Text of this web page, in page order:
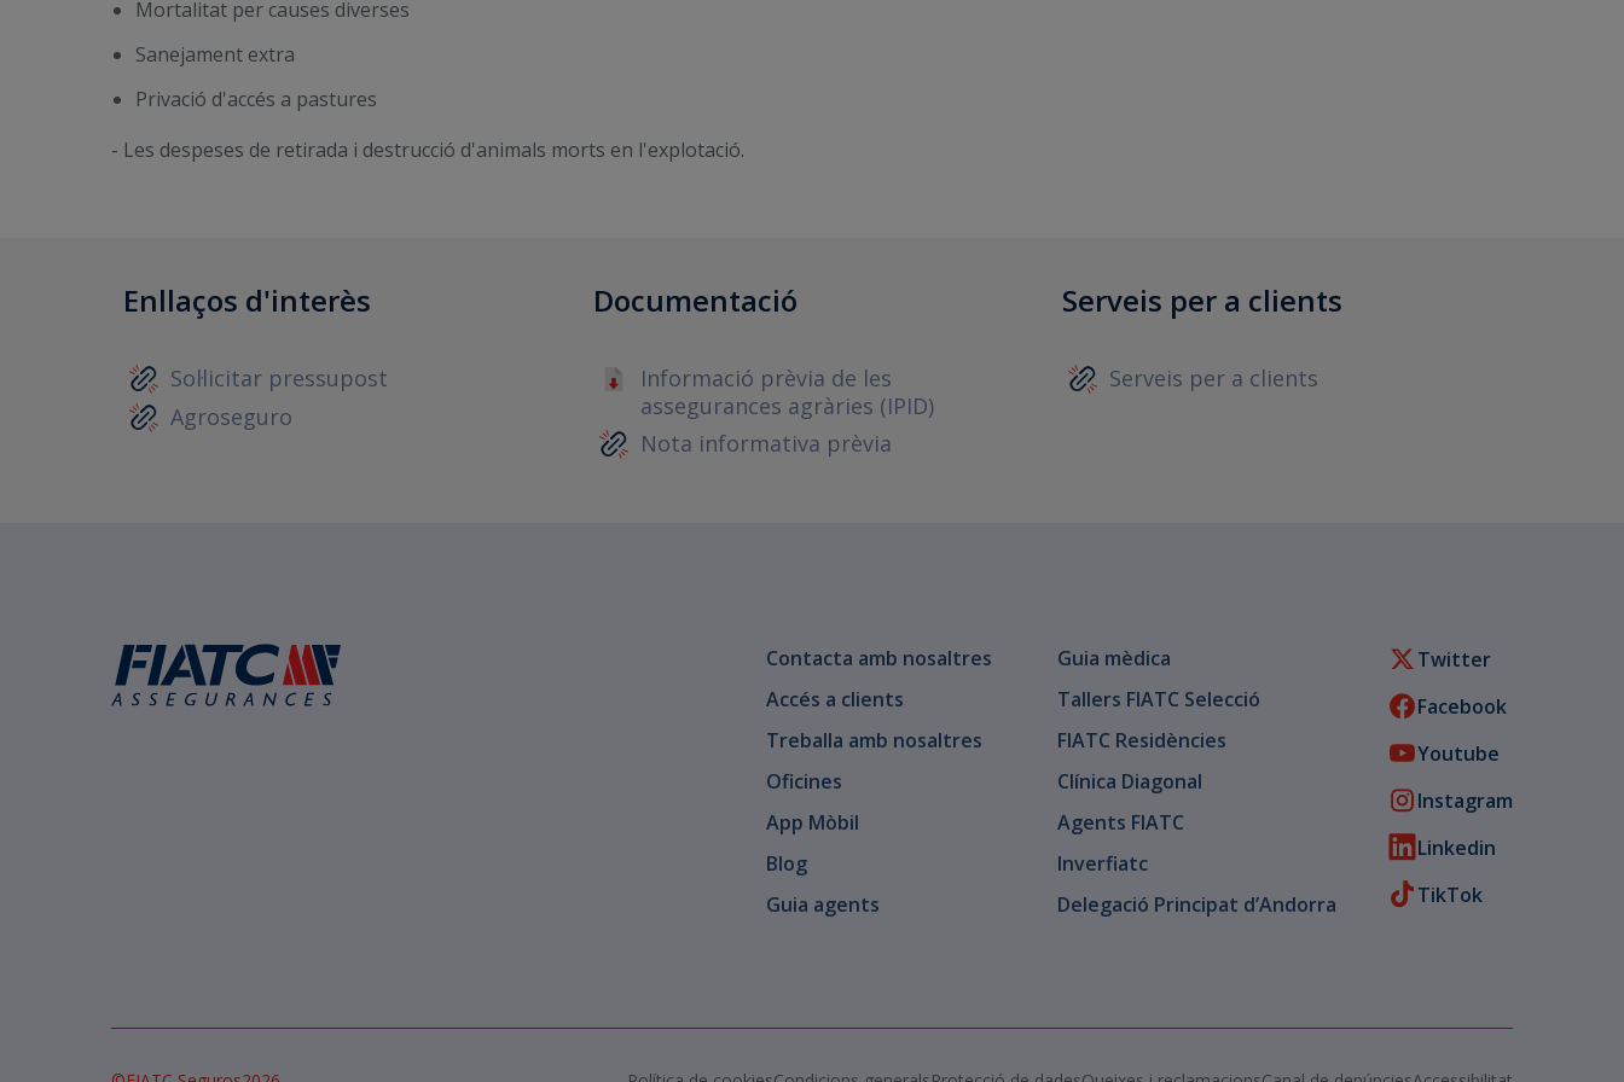
Mortalitat per causes diverses
Sanejament extra
Privació d'accés a pastures
- Les despeses de retirada i destrucció d'animals morts en l'explotació.
Enllaços d'interès
Sol·licitar pressupost
Agroseguro
Documentació
Informació prèvia de les
assegurances agràries (IPID)
Nota informativa prèvia
Serveis per a clients
Serveis per a clients
Contacta amb nosaltres
Accés a clients
Treballa amb nosaltres
Oficines
App Mòbil
Blog
Guia agents
Guia mèdica
Tallers FIATC Selecció
FIATC Residències
Clínica Diagonal
Agents FIATC
Inverfiatc
Delegació Principat d’Andorra
Twitter
Facebook
Youtube
Instagram
Linkedin
TikTok